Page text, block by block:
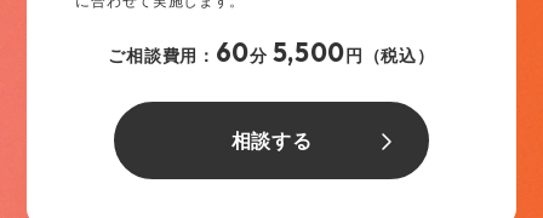
ご相談費用： 60分 5,500円（税込）
相談する